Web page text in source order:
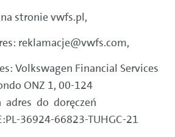
stronie vwfs.pl,
reklamacje@vwfs.com,
Volkswagen Financial Services
ONZ 1, 00-124
adres do doręczeń
36924-66823-TUHGC-21